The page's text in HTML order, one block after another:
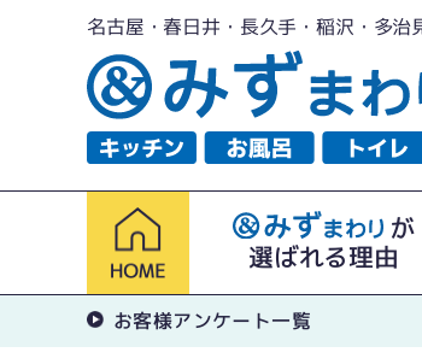
名古屋・春日井・長久手・稲沢・多
が
選ばれる理由
お客様アンケート一覧